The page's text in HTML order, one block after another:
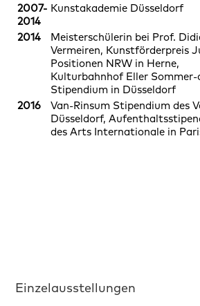
2007-
2014
Kunstakademie Düsseldorf
2014
Meisterschülerin bei Prof.
Vermeiren, Kunstförderpreis
Positionen NRW in Herne,
Kulturbahnhof Eller
Stipendium in Düsseldorf
2016
Van-Rinsum Stipendium des
Düsseldorf,
des Arts Internationale in
Einzelausstellungen